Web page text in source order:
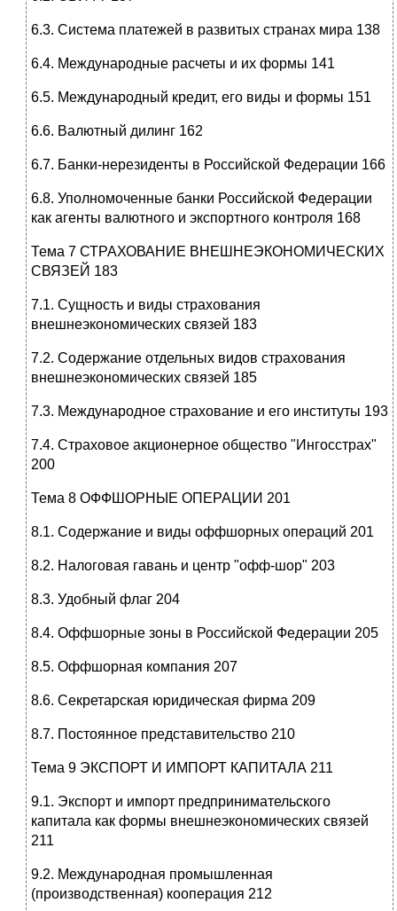
6.3. Система платежей в развитых странах мира 138
6.4. Международные расчеты и их формы 141
6.5. Международный кредит, его виды и формы 151
6.6. Валютный дилинг 162
6.7. Банки-нерезиденты в Российской Федерации 166
6.8. Уполномоченные банки Российской Федерации
как агенты валютного и экспортного контроля 168
Тема 7 СТРАХОВАНИЕ ВНЕШНЕЭКОНОМИЧЕСКИХ
СВЯЗЕЙ 183
7.1. Сущность и виды страхования
внешнеэкономических связей 183
7.2. Содержание отдельных видов страхования
внешнеэкономических связей 185
7.3. Международное страхование и его институты 193
7.4. Страховое акционерное общество "Ингосстрах"
200
Тема 8 ОФФШОРНЫЕ ОПЕРАЦИИ 201
8.1. Содержание и виды оффшорных операций 201
8.2. Налоговая гавань и центр "офф-шор" 203
8.3. Удобный флаг 204
8.4. Оффшорные зоны в Российской Федерации 205
8.5. Оффшорная компания 207
8.6. Секретарская юридическая фирма 209
8.7. Постоянное представительство 210
Тема 9 ЭКСПОРТ И ИМПОРТ КАПИТАЛА 211
9.1. Экспорт и импорт предпринимательского
капитала как формы внешнеэкономических связей
211
9.2. Международная промышленная
(производственная) кооперация 212